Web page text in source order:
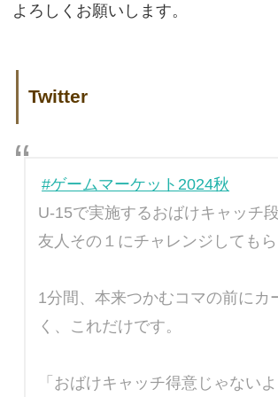
よろしくお願いします。
Twitter
#ゲームマーケット2024秋
U-15で実施するおばけキャッチ
友人その１にチャレンジしてもら
1分間、本来つかむコマの前にカ
く、これだけです。
「おばけキャッチ得意じゃない